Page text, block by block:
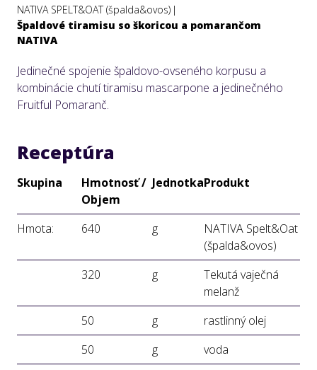
NATIVA SPELT&OAT (špalda&ovos)
Špaldové tiramisu so škoricou a pomarančom
NATIVA
Jedinečné spojenie špaldovo-ovseného korpusu a
kombinácie chutí tiramisu mascarpone a jedinečného
Fruitful Pomaranč.
Receptúra
Skupina
Hmotnosť /
Objem
JednotkaProdukt
Hmota: 640 g
NATIVA Spelt&Oat
(špalda&ovos)
320
g
Tekutá vaječná
melanž
50
g
rastlinný olej
50
g
voda